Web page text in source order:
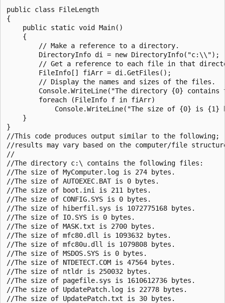
public class FileLength
{
    public static void Main()
    {
        // Make a reference to a directory.
        DirectoryInfo di = new DirectoryInfo("c:\\");
// Get a reference to each file in that
        FileInfo[] fiArr = di.GetFiles();
        // Display the names and sizes of the files.
Console.WriteLine("The directory {0} contains
        foreach (FileInfo f in fiArr)
Console.WriteLine("The size of {0} is {1}
    }
}
//This code produces output similar to the following;
//results may vary based on the computer/file
//
//The directory c:\ contains the following files:
//The size of MyComputer.log is 274 bytes.
//The size of AUTOEXEC.BAT is 0 bytes.
//The size of boot.ini is 211 bytes.
//The size of CONFIG.SYS is 0 bytes.
//The size of hiberfil.sys is 1072775168 bytes.
//The size of IO.SYS is 0 bytes.
//The size of MASK.txt is 2700 bytes.
//The size of mfc80.dll is 1093632 bytes.
//The size of mfc80u.dll is 1079808 bytes.
//The size of MSDOS.SYS is 0 bytes.
//The size of NTDETECT.COM is 47564 bytes.
//The size of ntldr is 250032 bytes.
//The size of pagefile.sys is 1610612736 bytes.
//The size of UpdatePatch.log is 22778 bytes.
//The size of UpdatePatch.txt is 30 bytes.